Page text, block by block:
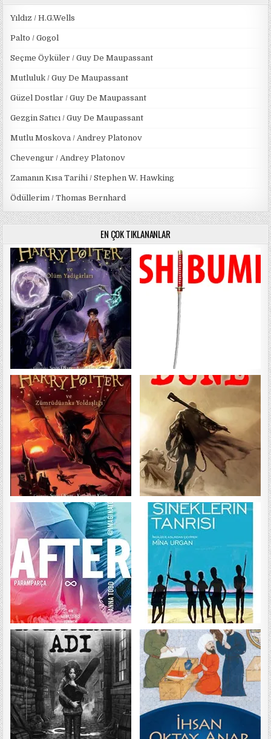
Yıldız / H.G.Wells
Palto / Gogol
Seçme Öyküler / Guy De Maupassant
Mutluluk / Guy De Maupassant
Güzel Dostlar / Guy De Maupassant
Gezgin Satıcı / Guy De Maupassant
Mutlu Moskova / Andrey Platonov
Chevengur / Andrey Platonov
Zamanın Kısa Tarihi / Stephen W. Hawking
Ödüllerim / Thomas Bernhard
EN ÇOK TIKLANANLAR